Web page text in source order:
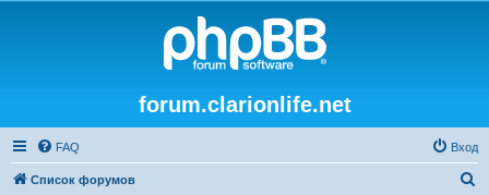
forum.clarionlife.net
FAQ Вход
Список форумов